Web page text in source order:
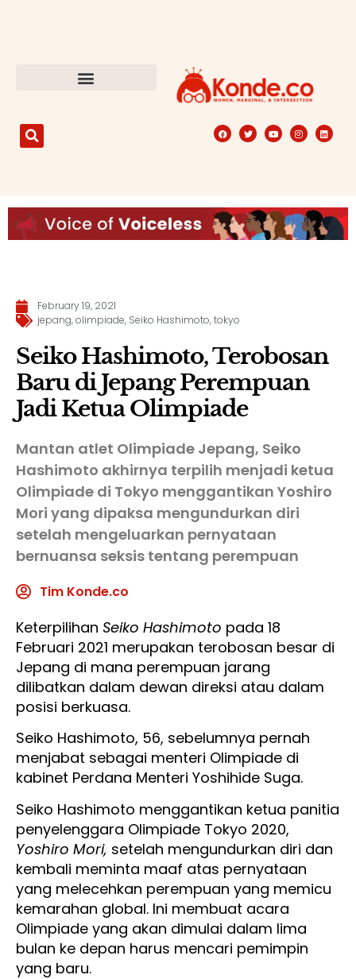
February 19, 2021
jepang,olimpiade, Seiko Hashimoto,tokyo
Seiko Hashimoto, Terobosan
Baru di Jepang Perempuan
Jadi Ketua Olimpiade
Mantan atlet Olimpiade Jepang, Seiko
Hashimoto akhirnya terpilih menjadi ketua
Olimpiade di Tokyo menggantikan Yoshiro
Mori yang dipaksa mengundurkan diri
setelah mengeluarkan pernyataan
bernuansa seksis tentang perempuan
Tim Konde.co
Keterpilihan Seiko Hashimoto pada 18
Februari 2021 merupakan terobosan besar di
Jepang di mana perempuan jarang
dilibatkan dalam dewan direksi atau dalam
posisi berkuasa.
Seiko Hashimoto, 56, sebelumnya pernah
menjabat sebagai menteri Olimpiade di
kabinet Perdana Menteri Yoshihide Suga.
Seiko Hashimoto menggantikan ketua panitia
penyelenggara Olimpiade Tokyo 2020,
Yoshiro Mori, setelah mengundurkan diri dan
kembali meminta maaf atas pernyataan
yang melecehkan perempuan yang memicu
kemarahan global. Ini membuat acara
Olimpiade yang akan dimulai dalam lima
bulan ke depan harus mencari pemimpin
yang baru.